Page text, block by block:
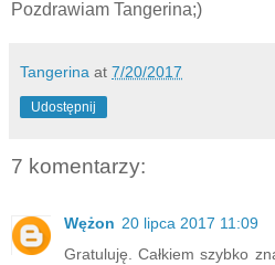
Pozdrawiam Tangerina;)
Tangerina at 7/20/2017
Udostępnij
7 komentarzy:
Wężon 20 lipca 2017 11:09
Gratuluję. Całkiem szybko